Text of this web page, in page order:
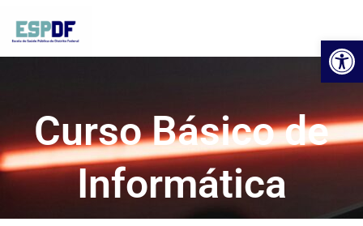
para
Curso Básico de
Informática